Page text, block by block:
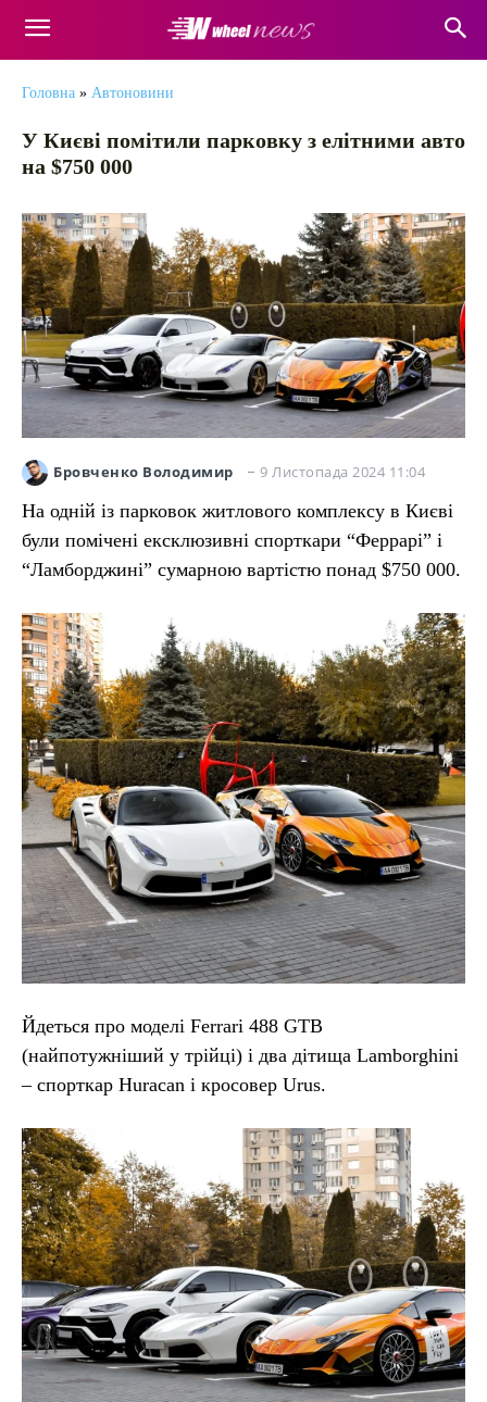
Головна » Автоновини
У Києві помітили парковку з елітними авто
на $750 000
Бровченко Володимир 9 Листопада 2024 11:04
На одній із парковок житлового комплексу в Києві
були помічені ексклюзивні спорткари “Феррарі” і
“Ламборджині” сумарною вартістю понад $750 000.
Йдеться про моделі Ferrari 488 GTB
(найпотужніший у трійці) і два дітища Lamborghini
– спорткар Huracan і кросовер Urus.